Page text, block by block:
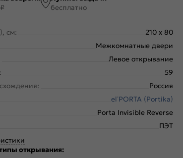
бесплатно
см:
210 x 80
Межкомнатные двери
Левое открывание
59
Россия
el’PORTA (Portika)
Porta Invisible Reverse
ПЭТ
открывания: